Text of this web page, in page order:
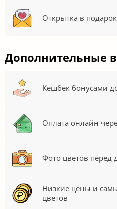
Открытка в
Дополнительные
Кешбек бонусами
Оплата онлайн
Фото цветов перед
Низкие цены и
цветов